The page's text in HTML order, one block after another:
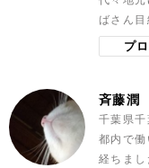
ばさん目
プ
斉藤潤
千葉県千
都内で
経ちまし